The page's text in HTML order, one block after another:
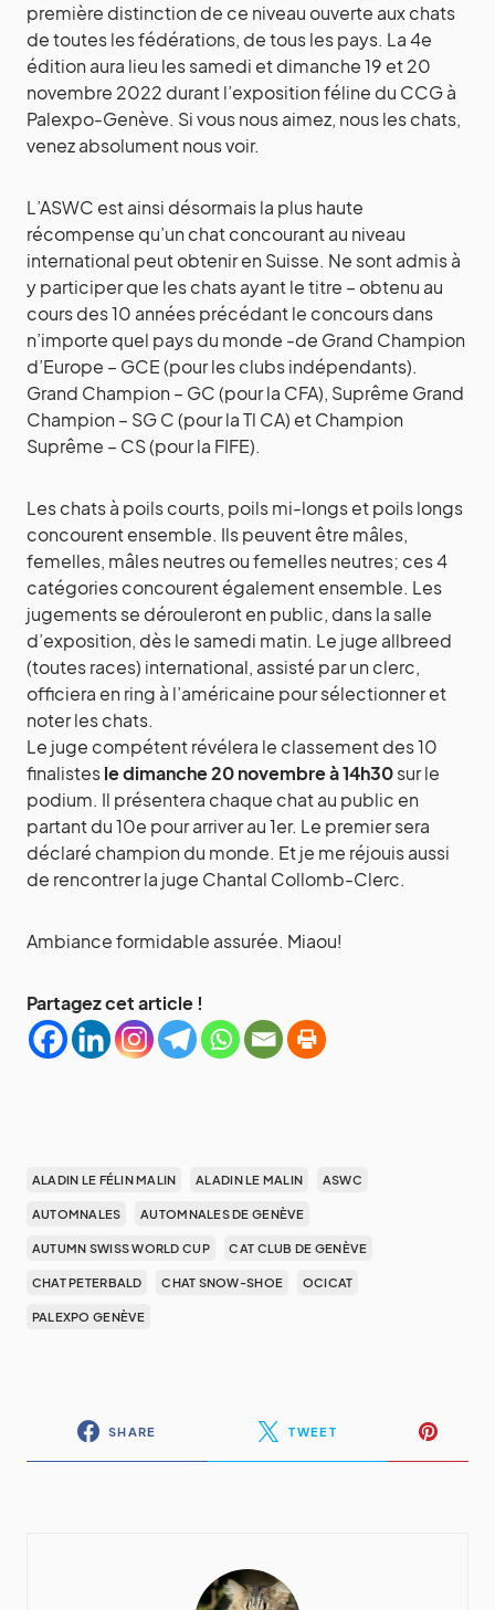
première distinction de ce niveau ouverte aux chats
de toutes les fédérations, de tous les pays. La 4e
édition aura lieu les samedi et dimanche 19 et 20
novembre 2022 durant l’exposition féline du CCG à
Palexpo-Genève. Si vous nous aimez, nous les chats,
venez absolument nous voir.
L’ASWC est ainsi désormais la plus haute
récompense qu’un chat concourant au niveau
international peut obtenir en Suisse. Ne sont admis à
y participer que les chats ayant le titre – obtenu au
cours des 10 années précédant le concours dans
n’importe quel pays du monde -de Grand Champion
d’Europe – GCE (pour les clubs indépendants).
Grand Champion – GC (pour la CFA), Suprême Grand
Champion – SG C (pour la Tl CA) et Champion
Suprême – CS (pour la FIFE).
Les chats à poils courts, poils mi-longs et poils longs
concourent ensemble. Ils peuvent être mâles,
femelles, mâles neutres ou femelles neutres; ces 4
catégories concourent également ensemble. Les
jugements se dérouleront en public, dans la salle
d’exposition, dès le samedi matin. Le juge allbreed
(toutes races) international, assisté par un clerc,
officiera en ring à l’américaine pour sélectionner et
noter les chats.
Le juge compétent révélera le classement des 10
finalistesle dimanche 20 novembre à 14h30sur le
podium. Il présentera chaque chat au public en
partant du 10e pour arriver au 1er. Le premier sera
déclaré champion du monde. Et je me réjouis aussi
de rencontrer la juge Chantal Collomb-Clerc.
Ambiance formidable assurée. Miaou!
Partagez cet article !
ALADIN LE FÉLIN MALIN ALADIN LE MALIN ASWC
AUTOMNALES AUTOMNALES DE GENÈVE
AUTUMN SWISS WORLD CUP CAT CLUB DE GENÈVE
CHAT PETERBALD CHAT SNOW-SHOE OCICAT
PALEXPO GENÈVE
SHARE TWEET